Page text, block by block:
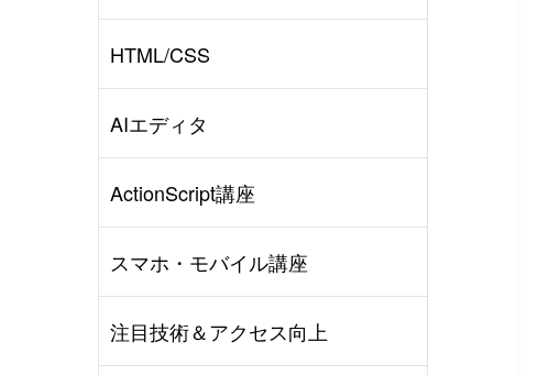
HTML/CSS
AIエディタ
ActionScript講座
スマホ・モバイル講座
注目技術＆アクセス向上